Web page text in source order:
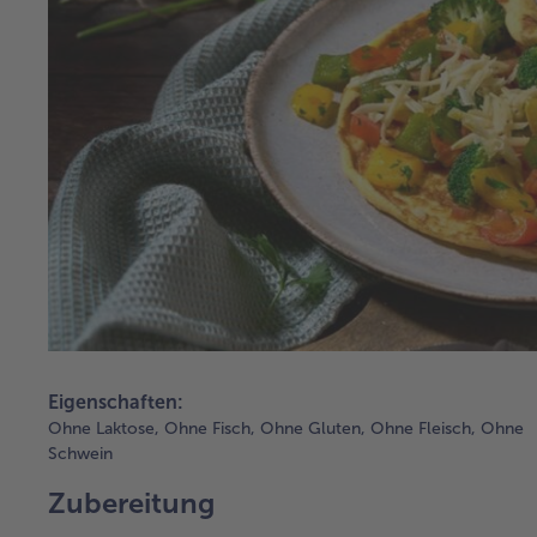
Eigenschaften:
Ohne Laktose, Ohne Fisch, Ohne Gluten, Ohne Fleisch, Ohne
Schwein
Zubereitung